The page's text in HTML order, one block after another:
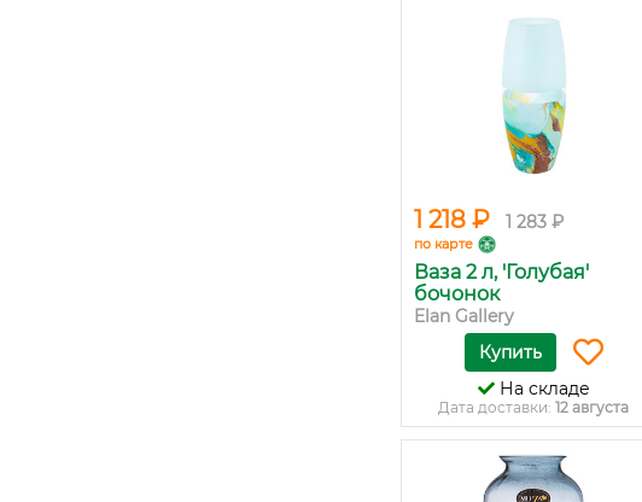
1 218 ₽ 1 283 ₽
по карте
Ваза 2 л, 'Голубая'
бочонок
Elan Gallery
Купить
На складе
Дата доставки: 12 августа